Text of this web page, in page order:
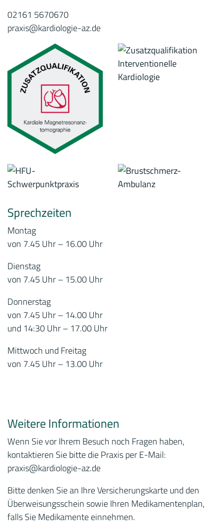
02161 5670670
praxis@kardiologie-az.de
Sprechzeiten
Montag
von 7.45 Uhr – 16.00 Uhr
Dienstag
von 7.45 Uhr – 15.00 Uhr
Donnerstag
von 7.45 Uhr – 14.00 Uhr
und 14:30 Uhr – 17.00 Uhr
Mittwoch und Freitag
von 7.45 Uhr – 13.00 Uhr
Weitere Informationen
Wenn Sie vor Ihrem Besuch noch Fragen haben,
kontaktieren Sie bitte die Praxis per E-Mail:
praxis@kardiologie-az.de
Bitte denken Sie an Ihre Versicherungskarte und den
Überweisungsschein sowie Ihren Medikamentenplan,
falls Sie Medikamente einnehmen.